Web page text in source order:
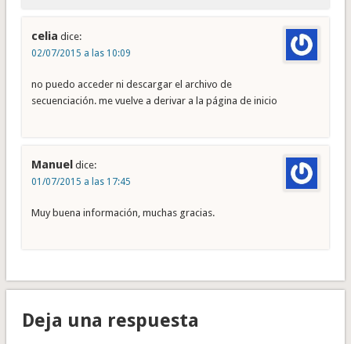
celia dice:
02/07/2015 a las 10:09
no puedo acceder ni descargar el archivo de
secuenciación. me vuelve a derivar a la página de inicio
Manuel dice:
01/07/2015 a las 17:45
Muy buena información, muchas gracias.
Deja una respuesta